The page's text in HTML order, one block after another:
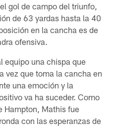
gol de campo del triunfo,
de 63 yardas hasta la 40
en la cancha es de
ofensiva.
equipo una chispa que
vez que toma la cancha en
una emoción y la
va ha suceder. Como
Hampton, Mathis fue
con las esperanzas de